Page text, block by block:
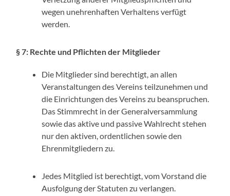
wegen unehrenhaften Verhaltens verfügt
werden.
§ 7: Rechte und Pflichten der Mitglieder
Die Mitglieder sind berechtigt, an allen
Veranstaltungen des Vereins teilzunehmen und
die Einrichtungen des Vereins zu beanspruchen.
Das Stimmrecht in der Generalversammlung
sowie das aktive und passive Wahlrecht stehen
nur den aktiven, ordentlichen sowie den
Ehrenmitgliedern zu.
Jedes Mitglied ist berechtigt, vom Vorstand die
Ausfolgung der Statuten zu verlangen.